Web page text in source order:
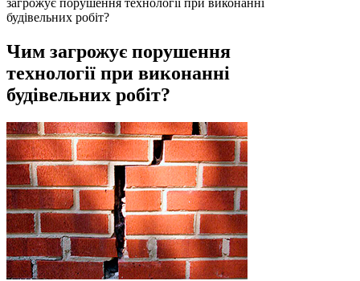
загрожує порушення технології при виконанні
будівельних робіт?
Чим загрожує порушення
технології при виконанні
будівельних робіт?